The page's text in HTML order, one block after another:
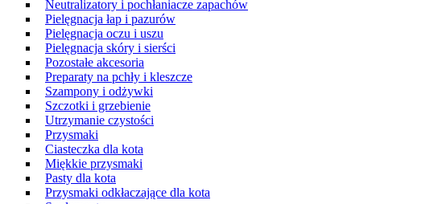
Neutralizatory i pochłaniacze zapachów
Pielęgnacja łap i pazurów
Pielęgnacja oczu i uszu
Pielęgnacja skóry i sierści
Pozostałe akcesoria
Preparaty na pchły i kleszcze
Szampony i odżywki
Szczotki i grzebienie
Utrzymanie czystości
Przysmaki
Ciasteczka dla kota
Miękkie przysmaki
Pasty dla kota
Przysmaki odkłaczające dla kota